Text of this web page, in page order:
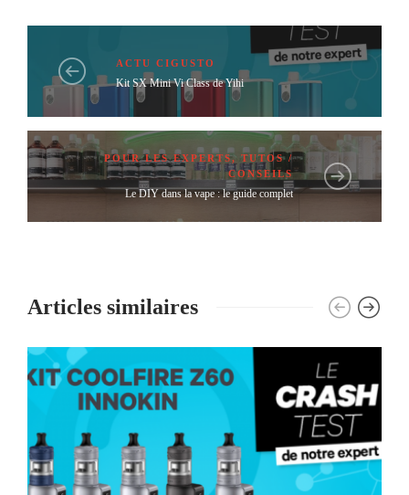
ACTU CIGUSTO
Kit SX Mini Vi Class de Yihi
POUR LES EXPERTS, TUTOS /
CONSEILS
Le DIY dans la vape : le guide complet
Articles similaires